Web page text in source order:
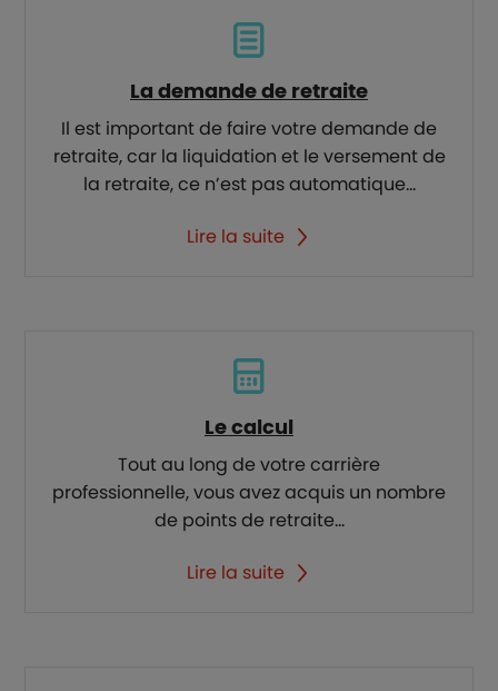
La demande de retraite
Il est important de faire votre demande de
retraite, car la liquidation et le versement de
la retraite, ce n’est pas automatique...
Lire la suite
Le calcul
Tout au long de votre carrière
professionnelle, vous avez acquis un nombre
de points de retraite...
Lire la suite